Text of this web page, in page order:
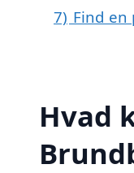
7) Find
Hvad